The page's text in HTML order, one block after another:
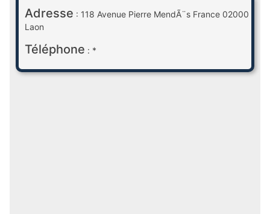
Adresse : 118 Avenue Pierre MendÃ¨s France 02000
Laon
Téléphone : *